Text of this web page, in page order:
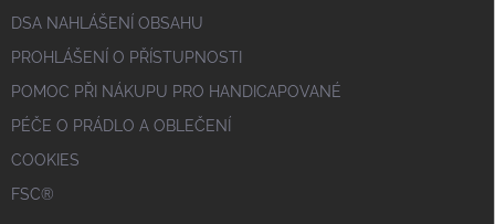
DSA NAHLÁŠENÍ OBSAHU
PROHLÁŠENÍ O PŘÍSTUPNOSTI
POMOC PŘI NÁKUPU PRO HANDICAPOVANÉ
PÉČE O PRÁDLO A OBLEČENÍ
COOKIES
FSC®